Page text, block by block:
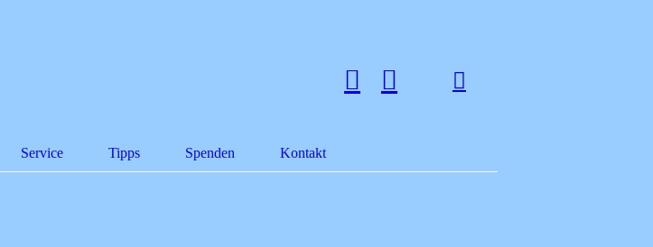
Service Tipps Spenden Kontakt